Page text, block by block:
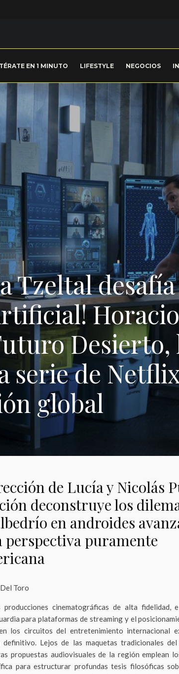
EN 1 MINUTO LIFESTYLE NEGOCIOS
Tzeltal
Desierto,
serie de
global
de Lucía y Nicolás
deconstruye los
en androides
perspectiva puramente
Toro
cinematográficas de alta fidelidad,
para plataformas de streaming y el
los circuitos del entretenimiento internacional
Lejos de las maquetas tradicionales
propuestas audiovisuales de la región emplean
para estructurar profundas tesis filosóficas